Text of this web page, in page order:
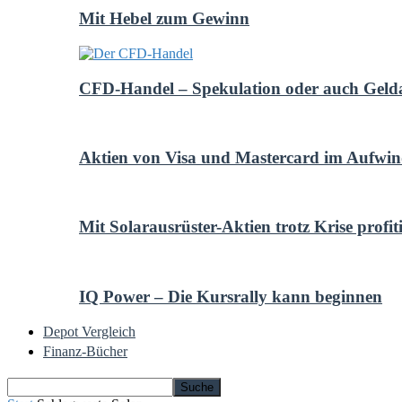
Mit Hebel zum Gewinn
CFD-Handel – Spekulation oder auch
Aktien von Visa und Mastercard im
Mit Solarausrüster-Aktien trotz Krise
IQ Power – Die Kursrally kann beginnen
Depot Vergleich
Finanz-Bücher